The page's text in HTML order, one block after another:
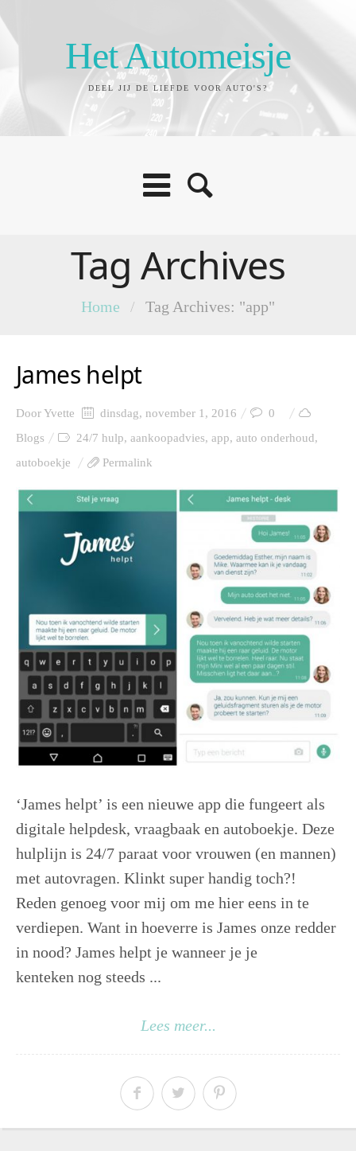
Het Automeisje
DEEL JIJ DE LIEFDE VOOR AUTO'S?
Tag Archives
Home / Tag Archives: "app"
James helpt
DoorYvette dinsdag, november 1, 2016
0
Blogs
24/7 hulp, aankoopadvies, app, auto onderhoud,
autoboekje
Permalink
‘James helpt’ is een nieuwe app die fungeert als
digitale helpdesk, vraagbaak en autoboekje. Deze
hulplijn is 24/7 paraat voor vrouwen (en mannen)
met autovragen. Klinkt super handig toch?!
Reden genoeg voor mij om me hier eens in te
verdiepen. Want in hoeverre is James onze redder
in nood? James helpt je wanneer je je
kenteken nog steeds ...
Lees meer...